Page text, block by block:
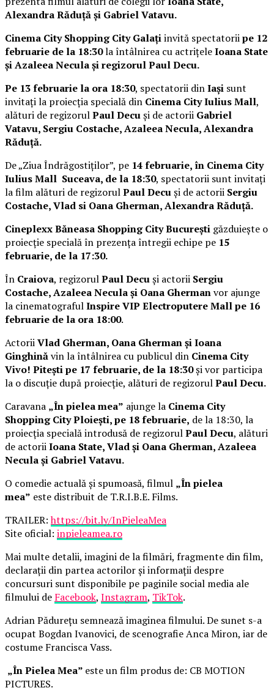
Alexandra Răduță și Gabriel Vatavu.
Cinema City Shopping City Galațiinvită spectatoriipe 12
februarie de la 18:30la întâlnirea cu actrițeleIoana State
și Azaleea Necula și regizorul Paul Decu.
Pe 13 februarie la ora 18:30, spectatorii dinIași sunt
invitați la proiecția specială din Cinema City Iulius Mall,
alături de regizorulPaul Decuși de actorii Gabriel
Vatavu, Sergiu Costache, Azaleea Necula, Alexandra
Răduță.
De „Ziua Îndrăgostiților”, pe 14 februarie, în Cinema City
Iulius Mall Suceava, de la 18:30, spectatorii sunt invitați
la film alături de regizorulPaul Decuși de actorii Sergiu
Costache, Vlad si Oana Gherman, Alexandra Răduță.
Cineplexx Băneasa Shopping City București găzduiește o
proiecție specială în prezența întregii echipe pe 15
februarie, de la 17:30.
În Craiova, regizorulPaul Decuși actorii Sergiu
Costache, Azaleea Necula și Oana Ghermanvor ajunge
la cinematografulInspire VIP Electroputere Mall pe 16
februarie de la ora 18:00.
ActoriiVlad Gherman, Oana Gherman și Ioana
Ginghinăvin la întâlnirea cu publicul din Cinema City
Vivo! Pitești pe 17 februarie, de la 18:30și vor participa
la o discuție după proiecție, alături de regizorulPaul Decu.
Caravana „În pielea mea” ajunge la Cinema City
Shopping City Ploiești, pe 18 februarie, de la 18:30, la
proiecția specială introdusă de regizorulPaul Decu, alături
de actoriiIoana State, Vlad și Oana Gherman, Azaleea
Necula și Gabriel Vatavu.
O comedie actuală și spumoasă, filmul „În pielea
mea” este distribuit de T.R.I.B.E. Films.
TRAILER:https://bit.ly/InPieleaMea
Site oficial: inpieleamea.ro
Mai multe detalii, imagini de la filmări, fragmente din film,
declarații din partea actorilor și informații despre
concursuri sunt disponibile pe paginile social media ale
filmului de Facebook, Instagram, TikTok.
Adrian Pădurețu semnează imaginea filmului. De sunet s-a
ocupat Bogdan Ivanovici, de scenografie Anca Miron, iar de
costume Francisca Vass.
„În Pielea Mea” este un film produs de: CB MOTION
PICTURES.